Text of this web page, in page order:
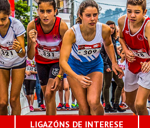
LIGAZÓNS DE INTERESE